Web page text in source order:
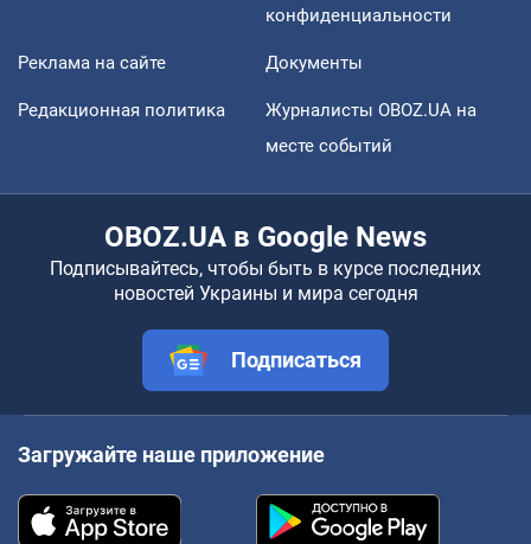
конфиденциальности
Реклама на сайте Документы
Редакционная политика
Журналисты OBOZ.UA на
месте событий
OBOZ.UA в Google News
Подписывайтесь, чтобы быть в курсе последних
новостей Украины и мира сегодня
Подписаться
Загружайте наше приложение